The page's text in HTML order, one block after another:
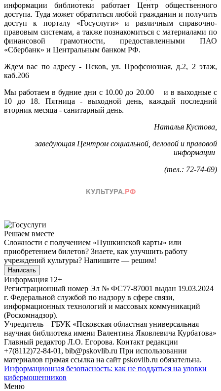
информации библиотеки работает Центр общественного
доступа. Туда может обратиться любой гражданин и получить
доступ к порталу «Госуслуги» и различным справочно-
правовым системам, а также познакомиться с материалами по
финансовой грамотности, предоставленными ПАО
«Сбербанк» и Центральным банком РФ.
Ждем вас по адресу - Псков, ул. Профсоюзная, д.2, 2 этаж,
каб.206
Мы работаем в будние дни с 10.00 до 20.00 и в выходные с
10 до 18. Пятница - выходной день, каждый последний
вторник месяца - санитарный день.
Наталья Кустова,
заведующая Центром социальной, деловой и правовой
информации
(тел.: 72-74-69)
Решаем вместе
Сложности с получением «Пушкинской карты» или
приобретением билетов? Знаете, как улучшить работу
учреждений культуры? Напишите — решим!
Написать
Информация 12+
Регистрационный номер Эл № ФС77-87001 выдан 19.03.2024
г. Федеральной службой по надзору в сфере связи,
информационных технологий и массовых коммуникаций
(Роскомнадзор).
Учредитель – ГБУК «Псковская областная универсальная
научная библиотека имени Валентина Яковлевича Курбатова»
Главный редактор Л.О. Егорова. Контакт редакции
+7(8112)72-84-01, bib@pskovlib.ru При использовании
материалов прямая ссылка на сайт pskovlib.ru обязательна.
Информационная безопасность: как не поддаться на уловки
кибермошенников
Меню